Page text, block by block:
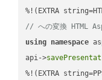
// への変換 HTML
using namespace
api->
%!(EXTRA